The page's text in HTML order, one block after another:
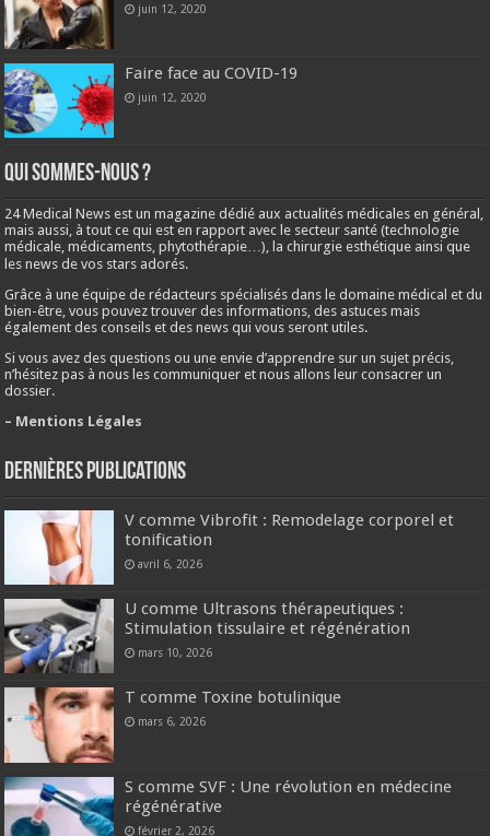
juin 12, 2020
Faire face au COVID-19
juin 12, 2020
Qui sommes-nous ?
24 Medical News est un magazine dédié aux actualités médicales en général,
mais aussi, à tout ce qui est en rapport avec le secteur santé (technologie
médicale, médicaments, phytothérapie…), la chirurgie esthétique ainsi que
les news de vos stars adorés.
Grâce à une équipe de rédacteurs spécialisés dans le domaine médical et du
bien-être, vous pouvez trouver des informations, des astuces mais
également des conseils et des news qui vous seront utiles.
Si vous avez des questions ou une envie d’apprendre sur un sujet précis,
n’hésitez pas à nous les communiquer et nous allons leur consacrer un
dossier.
– Mentions Légales
Dernières publications
V comme Vibrofit : Remodelage corporel et
tonification
avril 6, 2026
U comme Ultrasons thérapeutiques :
Stimulation tissulaire et régénération
mars 10, 2026
T comme Toxine botulinique
mars 6, 2026
S comme SVF : Une révolution en médecine
régénérative
février 2, 2026